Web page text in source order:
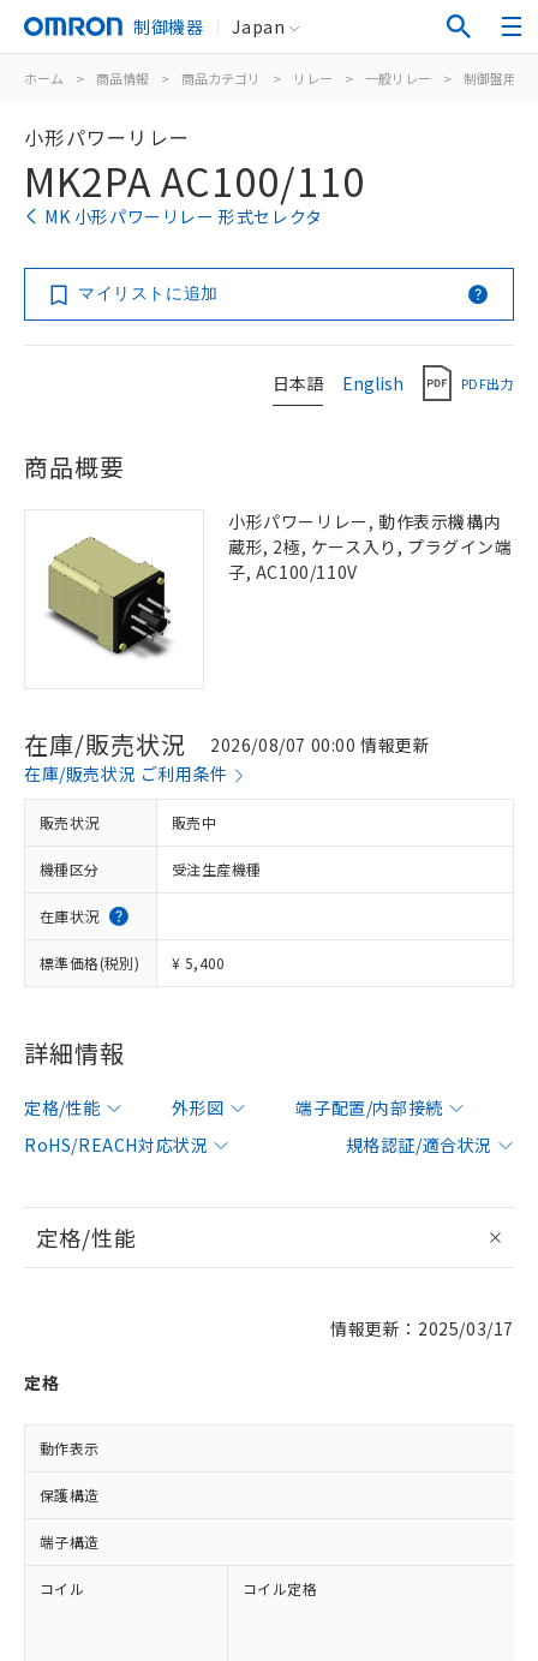
制御機器 Japan
ホーム > 商品情報 > 商品カテゴリ > リレー > 一般リレー > 制御盤用
小形パワーリレー
MK2PA AC100/110
MK 小形パワーリレー 形式セレクタ
マイリストに追加
日本語 English PDF出力
商品概要
小形パワーリレー, 動作表示機構内
蔵形, 2極, ケース入り, プラグイン端
子, AC100/110V
在庫/販売状況
2026/08/07 00:00 情報更新
在庫/販売状況 ご利用条件
販売状況 販売中
機種区分 受注生産機種
在庫状況
標準価格(税別) ¥ 5,400
詳細情報
定格/性能 外形図
端子配置/内部接続
RoHS/REACH対応状況
規格認証/適合状況
定格/性能
情報更新：2025/03/17
定格
動作表示
保護構造
端子構造
コイル コイル定格